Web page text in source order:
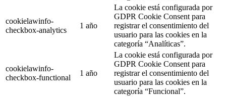
cookielawinfo-
checkbox-analytics
1 año
La cookie está configurada por
GDPR Cookie Consent para
registrar el consentimiento del
usuario para las cookies en la
categoría “Analíticas”.
cookielawinfo-
checkbox-functional
1 año
La cookie está configurada por
GDPR Cookie Consent para
registrar el consentimiento del
usuario para las cookies en la
categoría “Funcional”.